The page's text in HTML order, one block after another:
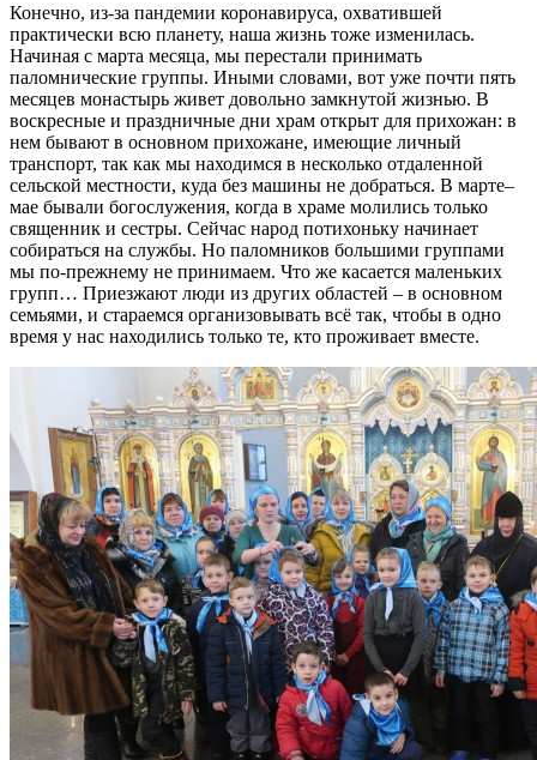
Конечно, из-за пандемии коронавируса, охватившей
практически всю планету, наша жизнь тоже изменилась.
Начиная с марта месяца, мы перестали принимать
паломнические группы. Иными словами, вот уже почти пять
месяцев монастырь живет довольно замкнутой жизнью. В
воскресные и праздничные дни храм открыт для прихожан: в
нем бывают в основном прихожане, имеющие личный
транспорт, так как мы находимся в несколько отдаленной
сельской местности, куда без машины не добраться. В марте–
мае бывали богослужения, когда в храме молились только
священник и сестры. Сейчас народ потихоньку начинает
собираться на службы. Но паломников большими группами
мы по-прежнему не принимаем. Что же касается маленьких
групп… Приезжают люди из других областей – в основном
семьями, и стараемся организовывать всё так, чтобы в одно
время у нас находились только те, кто проживает вместе.